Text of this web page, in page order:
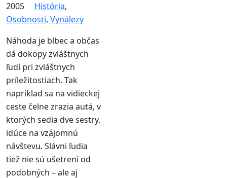
2005
História,
Osobnosti, Vynálezy
Náhoda je blbec a občas
dá dokopy zvláštnych
ľudí pri zvláštnych
príležitostiach. Tak
napríklad sa na vidieckej
ceste čelne zrazia autá, v
ktorých sedia dve sestry,
idúce na vzájomnú
návštevu. Slávni ľudia
tiež nie sú ušetrení od
podobných – ale aj